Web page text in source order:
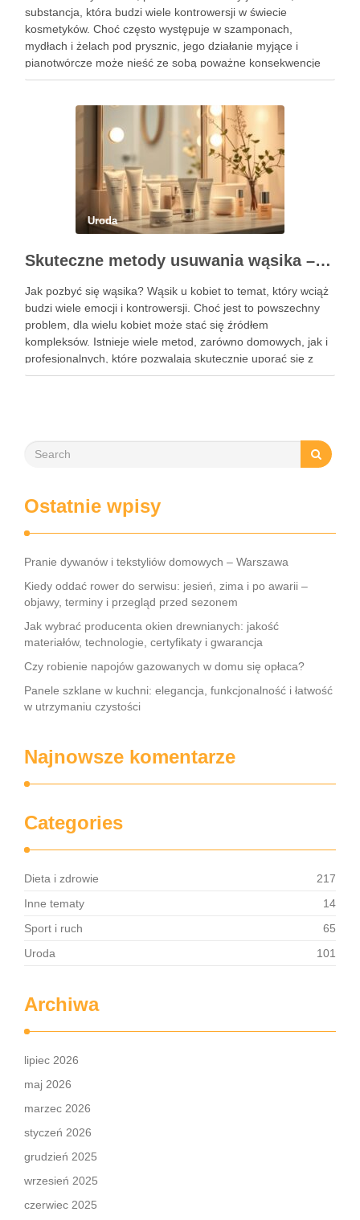
substancja, która budzi wiele kontrowersji w świecie
kosmetyków. Choć często występuje w szamponach,
mydłach i żelach pod prysznic, jego działanie myjące i
pianotwórcze może nieść ze sobą poważne konsekwencje
dla zdrowia skóry i włosów. SLS, mimo że jest efektywnym
Uroda
Skuteczne metody usuwania wąsika – domowe i profesjonalne sposoby
Jak pozbyć się wąsika? Wąsik u kobiet to temat, który wciąż
budzi wiele emocji i kontrowersji. Choć jest to powszechny
problem, dla wielu kobiet może stać się źródłem
kompleksów. Istnieje wiele metod, zarówno domowych, jak i
profesjonalnych, które pozwalają skutecznie uporać się z
niechcianym owłosieniem. Każda z tych technik ma …
Ostatnie wpisy
Pranie dywanów i tekstyliów domowych – Warszawa
Kiedy oddać rower do serwisu: jesień, zima i po awarii –
objawy, terminy i przegląd przed sezonem
Jak wybrać producenta okien drewnianych: jakość
materiałów, technologie, certyfikaty i gwarancja
Czy robienie napojów gazowanych w domu się opłaca?
Panele szklane w kuchni: elegancja, funkcjonalność i łatwość
w utrzymaniu czystości
Najnowsze komentarze
Categories
Dieta i zdrowie
217
Inne tematy
14
Sport i ruch
65
Uroda
101
Archiwa
lipiec 2026
maj 2026
marzec 2026
styczeń 2026
grudzień 2025
wrzesień 2025
czerwiec 2025